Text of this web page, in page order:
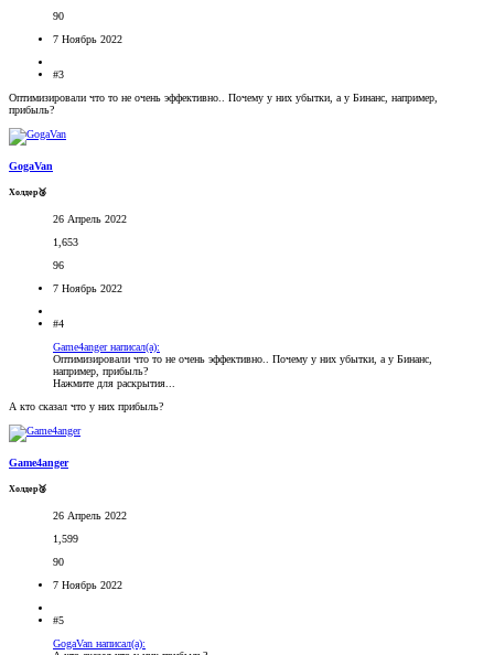
90
7 Ноябрь 2022
#3
Оптимизировали что то не очень эффективно.. Почему у них убытки, а у Бинанс, например,
прибыль?
GogaVan
Холдер🥉
26 Апрель 2022
1,653
96
7 Ноябрь 2022
#4
Game4anger написал(а):
Оптимизировали что то не очень эффективно.. Почему у них убытки, а у Бинанс,
например, прибыль?
Нажмите для раскрытия...
А кто сказал что у них прибыль?
Game4anger
Холдер🥉
26 Апрель 2022
1,599
90
7 Ноябрь 2022
#5
GogaVan написал(а):